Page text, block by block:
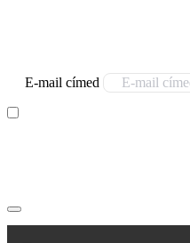
E-mail címed